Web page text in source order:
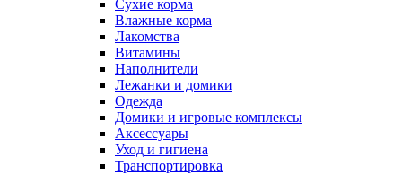
Сухие корма
Влажные корма
Лакомства
Витамины
Наполнители
Лежанки и домики
Одежда
Домики и игровые комплексы
Аксессуары
Уход и гигиена
Транспортировка